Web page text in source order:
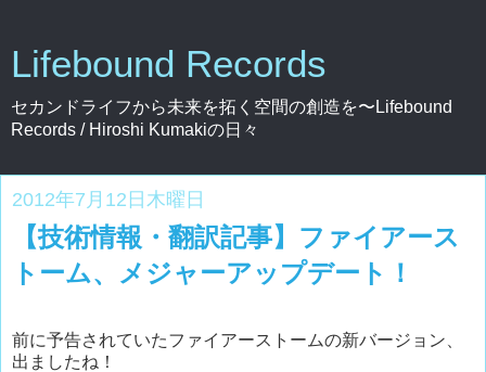
Lifebound Records
セカンドライフから未来を拓く空間の創造を〜Lifebound
Records / Hiroshi Kumakiの日々
2012年7月12日木曜日
【技術情報・翻訳記事】ファイアース
トーム、メジャーアップデート！
前に予告されていたファイアーストームの新バージョン、
出ましたね！